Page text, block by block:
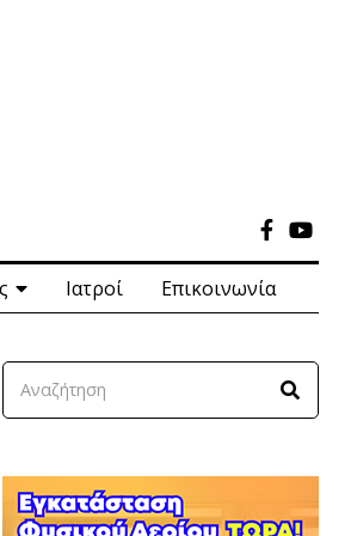
Ιατροί Επικοινωνία